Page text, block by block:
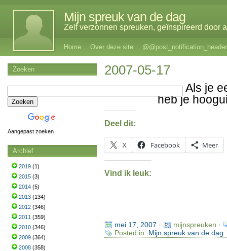
Mijn spreuk van de dag
Zelf verzonnen spreuken, geïnspireerd door
Home Over deze site @@post_notification_header
2007-05-17
Als je
heb je
Deel dit:
X Facebook Meer
Vind ik leuk:
mei 17, 2007 ·
mijnspreuken ·
Posted in: Mijn spreuk van de dag
Zoeken
Aangepast zoeken
Archief
2019 (1)
2015 (3)
2014 (5)
2013 (134)
2012 (346)
2011 (359)
2010 (346)
2009 (364)
2008 (358)